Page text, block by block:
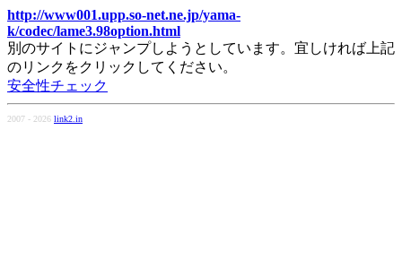
http://www001.upp.so-net.ne.jp/yama-
k/codec/lame3.98option.html
別のサイトにジャンプしようとしています。宜しければ上記
のリンクをクリックしてください。
安全性チェック
2007 - 2026 link2.in